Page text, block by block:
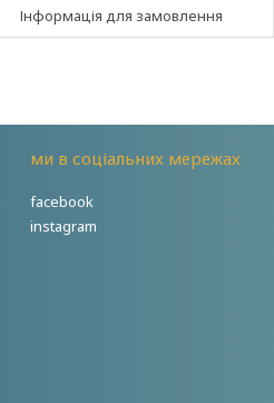
Інформація для замовлення
ми в соціальних мережах
facebook
instagram